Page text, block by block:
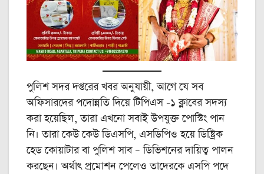
পুলিশ সদর দপ্তরের খবর অনুযায়ী, আগে যে সব
অফিসারদের পদোন্নতি দিয়ে টিপিএস -১ ক্লাবের সদস্য
করা হয়েছিল, তারা এখনো সবাই উপযুক্ত পোস্টিং পান
নি। তারা কেউ কেউ ডিএসপি, এসডিপিও হয়ে ডিষ্ট্রিক
হেড কোয়াটার বা পুলিশ সাব – ডিভিশনের দায়িত্ব পালন
করছেন। অর্থাৎ প্রমোশন পেলেও তাদেরকে এসপি পদে